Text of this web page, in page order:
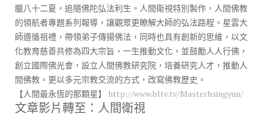
臘八十二夏，追隨佛陀弘法利生。人間衛視特別製作，人間佛教
的領航者專題系列報導，讓觀眾更瞭解大師的弘法路程。星雲大
師遵循祖禮，帶領弟子傳揚佛法，同時也具有創新的思維，以文
化教育慈善共修為四大宗旨，一生推動文化，並鼓勵人人行佛，
創立國際佛光會，設立人間佛教研究院，培養研究人才，推動人
間佛教。更以多元宗教交流的方式，改寫佛教歷史。
【人間最永恆的那顆星】 http://www.bltv.tv/Masterhsingyun/
文章影片轉至：人間衛視